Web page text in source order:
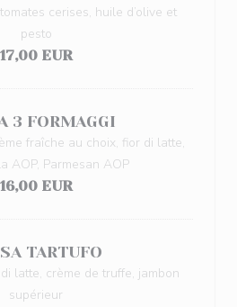
cerises, huile d’olive et
pesto
17,00 EUR
3 FORMAGGI
fraîche au choix, fior di latte,
AOP, Parmesan AOP
16,00 EUR
TARTUFO
latte, crème de truffe, jambon
supérieur